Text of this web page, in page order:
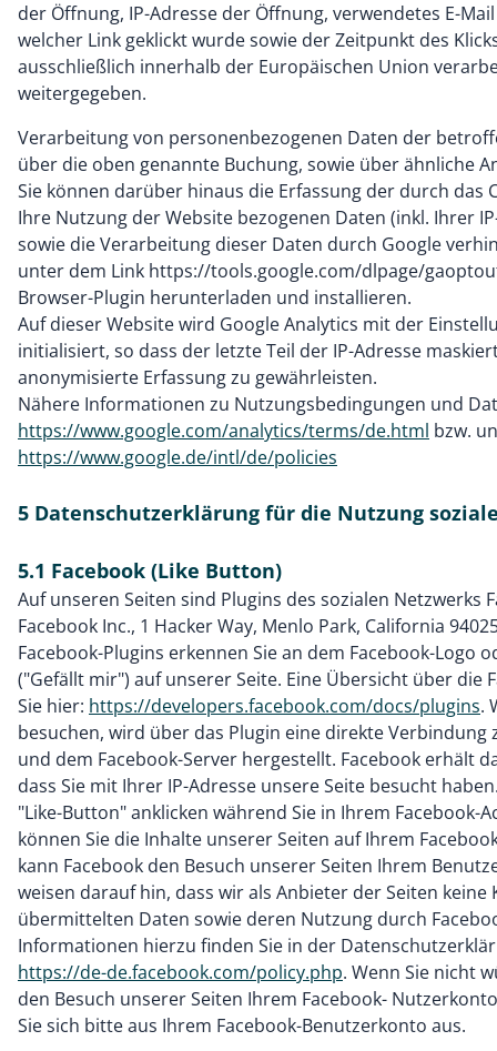
der Öffnung, IP-Adresse der Öffnung, verwendetes E-
welcher Link geklickt wurde sowie der Zeitpunkt des
ausschließlich innerhalb der Europäischen Union
weitergegeben.
Verarbeitung von personenbezogenen Daten der
über die oben genannte Buchung, sowie über ähnliche
Sie können darüber hinaus die Erfassung der durch das
Ihre Nutzung der Website bezogenen Daten (inkl. Ihrer
sowie die Verarbeitung dieser Daten durch Google
unter dem Link https://tools.google.com/dlpage/
Browser-Plugin herunterladen und installieren.
Auf dieser Website wird Google Analytics mit der
initialisiert, so dass der letzte Teil der IP-Adresse
anonymisierte Erfassung zu gewährleisten.
Nähere Informationen zu Nutzungsbedingungen und
https://www.google.com/analytics/terms/de.html bzw.
https://www.google.de/intl/de/policies
5 Datenschutzerklärung für die Nutzung
5.1 Facebook (Like Button)
Auf unseren Seiten sind Plugins des sozialen Netzwerks
Facebook Inc., 1 Hacker Way, Menlo Park, California
Facebook-Plugins erkennen Sie an dem Facebook-Logo
("Gefällt mir") auf unserer Seite. Eine Übersicht über die
Sie hier: https://developers.facebook.com/docs/plugins.
besuchen, wird über das Plugin eine direkte Verbindung
und dem Facebook-Server hergestellt. Facebook erhält
dass Sie mit Ihrer IP-Adresse unsere Seite besucht
"Like-Button" anklicken während Sie in Ihrem Facebook-
können Sie die Inhalte unserer Seiten auf Ihrem
kann Facebook den Besuch unserer Seiten Ihrem
weisen darauf hin, dass wir als Anbieter der Seiten
übermittelten Daten sowie deren Nutzung durch
Informationen hierzu finden Sie in der
https://de-de.facebook.com/policy.php. Wenn Sie nicht
den Besuch unserer Seiten Ihrem Facebook-
Sie sich bitte aus Ihrem Facebook-Benutzerkonto aus.